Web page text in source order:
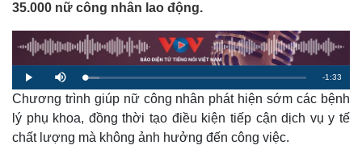
35.000 nữ công nhân lao động.
P
l
a
y
M
u
L
o
a
d
e
d
6
.
R
e
m
-1:33
Chương trình giúp nữ công nhân phát hiện sớm các bệnh
lý phụ khoa, đồng thời tạo điều kiện tiếp cận dịch vụ y tế
chất lượng mà không ảnh hưởng đến công việc.